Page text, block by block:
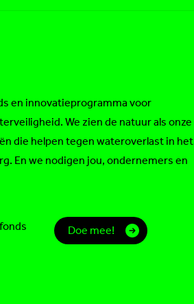
en innovatieprogramma voor
We zien de natuur als onze
die helpen tegen wateroverlast in het
En we nodigen jou, ondernemers en
Doe mee!